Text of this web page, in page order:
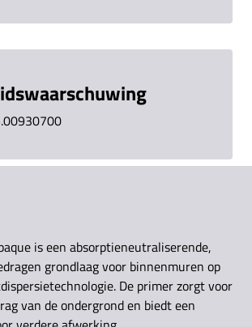
is een absorptieneutraliserende,
grondlaag voor binnenmuren op
De primer zorgt voor
van de ondergrond en biedt een